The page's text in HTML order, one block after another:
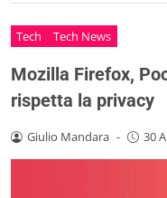
Tech Tech News
Mozilla Firefox,
rispetta la privacy
Giulio Mandara - 30